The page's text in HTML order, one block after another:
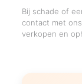
Bij schade of
contact met
verkopen en